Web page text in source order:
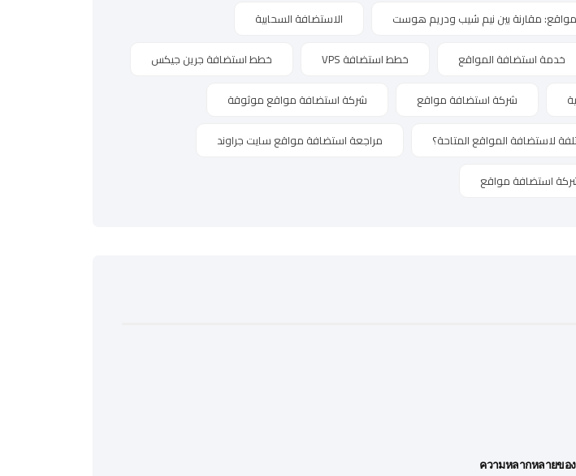
مقارنة بين نيم شيب ودريم هوست الاستضافة السحابية
خدمة استضافة المواقع خطط استضافة VPS خطط استضافة جرين جيكس
شركة استضافة مواقع شركة استضافة مواقع موثوقة
لاستضافة المواقع المتاحة؟ مراجعة استضافة مواقع سايت جراوند
شركة استضافة مواقع
ความหลากหลายขอ